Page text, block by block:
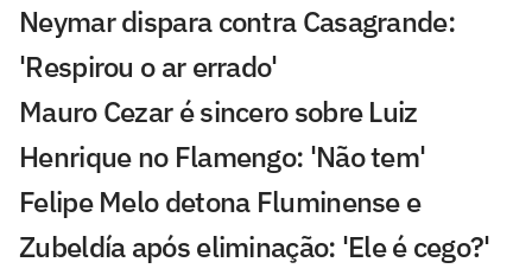
Neymar dispara contra Casagrande:
'Respirou o ar errado'
Mauro Cezar é sincero sobre Luiz
Henrique no Flamengo: 'Não tem'
Felipe Melo detona Fluminense e
Zubeldía após eliminação: 'Ele é cego?'